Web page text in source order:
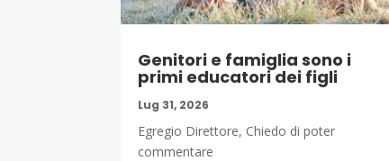
Genitori e famiglia sono i
primi educatori dei figli
Lug 31, 2026
Egregio Direttore, Chiedo di poter
commentare